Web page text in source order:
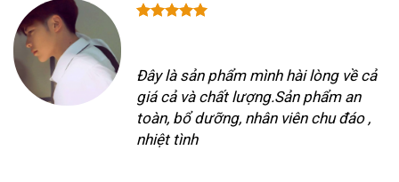
Đây là sản phẩm mình hài lòng về cả
giá cả và chất lượng.Sản phẩm an
toàn, bổ dưỡng, nhân viên chu đáo ,
nhiệt tình